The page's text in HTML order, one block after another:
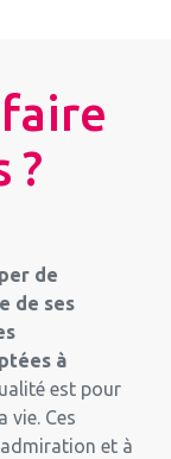
?
de
de ses
à
est pour
vie. Ces
et à